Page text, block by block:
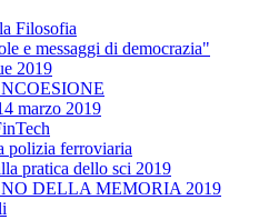
Filosofia
e messaggi di democrazia"
2019
marzo 2019
polizia ferroviaria
pratica dello sci 2019
DELLA MEMORIA 2019